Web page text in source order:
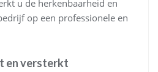
u de herkenbaarheid en
op een professionele en
en versterkt